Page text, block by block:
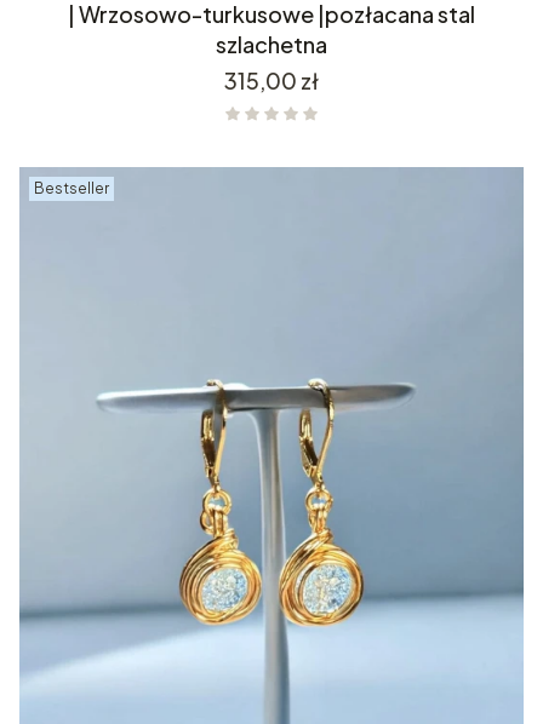
| Wrzosowo-turkusowe |pozłacana stal
szlachetna
Cena
315,00 zł
Bestseller